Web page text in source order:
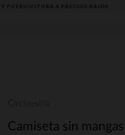
PUERICULTURA A PRECIOS BAJOS
Camiseta sin